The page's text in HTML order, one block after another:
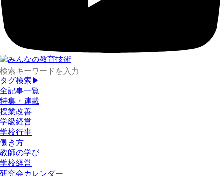
タグ検索▶
全記事一覧
特集・連載
授業改善
学級経営
学校行事
働き方
教師の学び
学校経営
研究会カレンダー